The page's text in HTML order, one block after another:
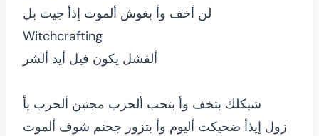
لن أخف وأ بغوش ألموت إذأ جيت بل
Witchcrafting
ألفشل يكون فيل أيد ألشر
شيكلك بتخف وأ بتحب ألحرب مجتين ألحرب يأ
زول إيذأ ضحيكت أليوم وأ بتزور جحنم شوف ألموت